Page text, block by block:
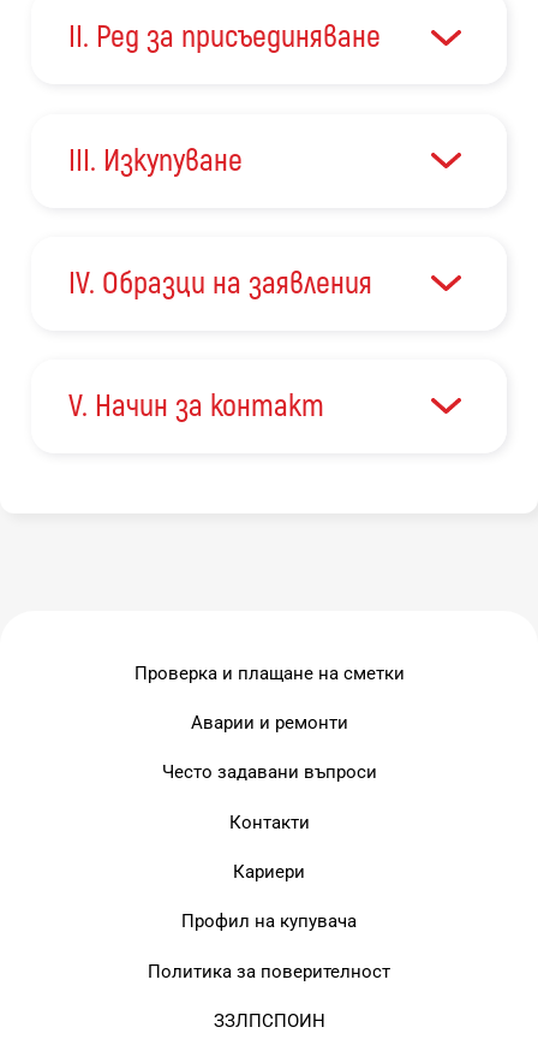
II. Ред за присъединяване
III. Изкупуване
IV. Образци на заявления
V. Начин за контакт
Проверка и плащане на сметки
Аварии и ремонти
Често задавани въпроси
Контакти
Кариери
Профил на купувача
Политика за поверителност
ЗЗЛПСПОИН